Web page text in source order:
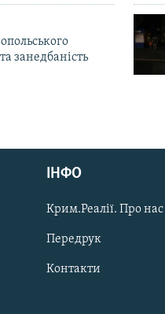
занедбаність
ІНФО
Крим.Реалії. Про нас
Передрук
Контакти